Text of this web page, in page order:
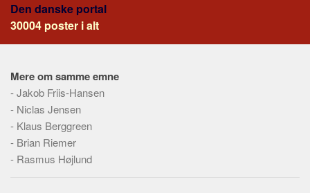
Redigering
Tekstannoncer
Hjælp
Den danske portal
30004 poster i alt
Mere om samme emne
-Jakob Friis-Hansen
- Niclas Jensen
- Klaus Berggreen
- Brian Riemer
- Rasmus Højlund